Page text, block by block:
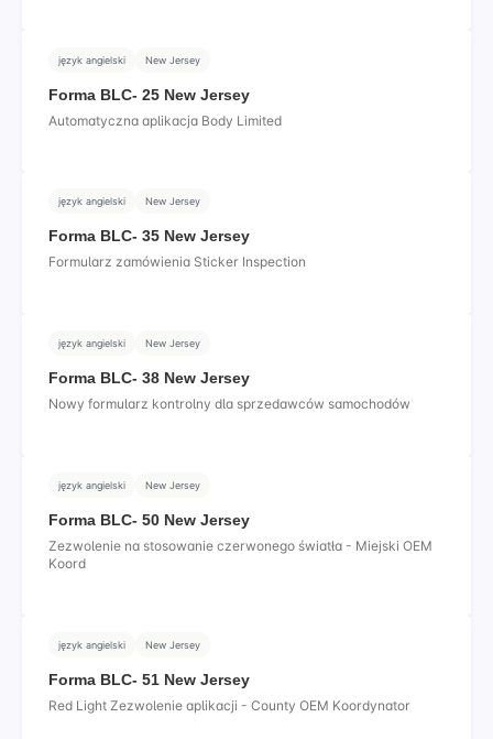
język angielski New Jersey
Forma BLC- 25 New Jersey
Automatyczna aplikacja Body Limited
język angielski New Jersey
Forma BLC- 35 New Jersey
Formularz zamówienia Sticker Inspection
język angielski New Jersey
Forma BLC- 38 New Jersey
Nowy formularz kontrolny dla sprzedawców samochodów
język angielski New Jersey
Forma BLC- 50 New Jersey
Zezwolenie na stosowanie czerwonego światła - Miejski OEM
Koord
język angielski New Jersey
Forma BLC- 51 New Jersey
Red Light Zezwolenie aplikacji - County OEM Koordynator